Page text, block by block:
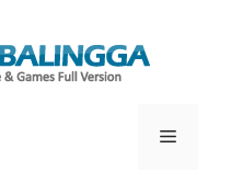
Menu